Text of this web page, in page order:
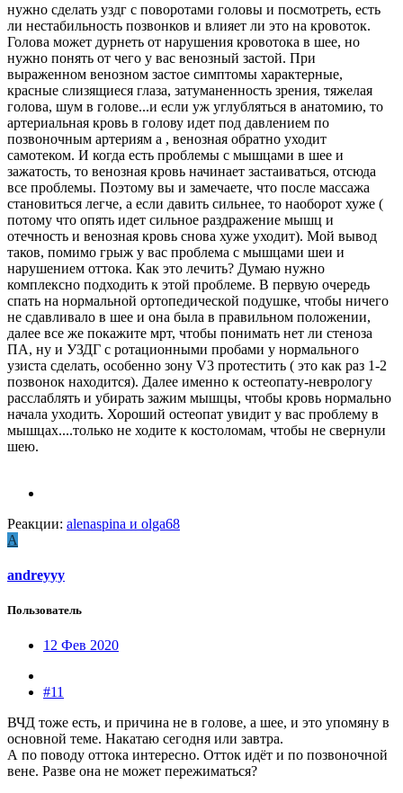
нужно сделать уздг с поворотами головы и посмотреть, есть
ли нестабильность позвонков и влияет ли это на кровоток.
Голова может дурнеть от нарушения кровотока в шее, но
нужно понять от чего у вас венозный застой. При
выраженном венозном застое симптомы характерные,
красные слизящиеся глаза, затуманенность зрения, тяжелая
голова, шум в голове...и если уж углубляться в анатомию, то
артериальная кровь в голову идет под давлением по
позвоночным артериям а , венозная обратно уходит
самотеком. И когда есть проблемы с мышцами в шее и
зажатость, то венозная кровь начинает застаиваться, отсюда
все проблемы. Поэтому вы и замечаете, что после массажа
становиться легче, а если давить сильнее, то наоборот хуже (
потому что опять идет сильное раздражение мышц и
отечность и венозная кровь снова хуже уходит). Мой вывод
таков, помимо грыж у вас проблема с мышцами шеи и
нарушением оттока. Как это лечить? Думаю нужно
комплексно подходить к этой проблеме. В первую очередь
спать на нормальной ортопедической подушке, чтобы ничего
не сдавливало в шее и она была в правильном положении,
далее все же покажите мрт, чтобы понимать нет ли стеноза
ПА, ну и УЗДГ с ротационными пробами у нормального
узиста сделать, особенно зону V3 протестить ( это как раз 1-2
позвонок находится). Далее именно к остеопату-неврологу
расслаблять и убирать зажим мышцы, чтобы кровь нормально
начала уходить. Хороший остеопат увидит у вас проблему в
мышцах....только не ходите к костоломам, чтобы не свернули
шею.
Реакции: alenaspina и olga68
A
andreyyy
Пользователь
12 Фев 2020
#11
ВЧД тоже есть, и причина не в голове, а шее, и это упомяну в
основной теме. Накатаю сегодня или завтра.
А по поводу оттока интересно. Отток идёт и по позвоночной
вене. Разве она не может пережиматься?